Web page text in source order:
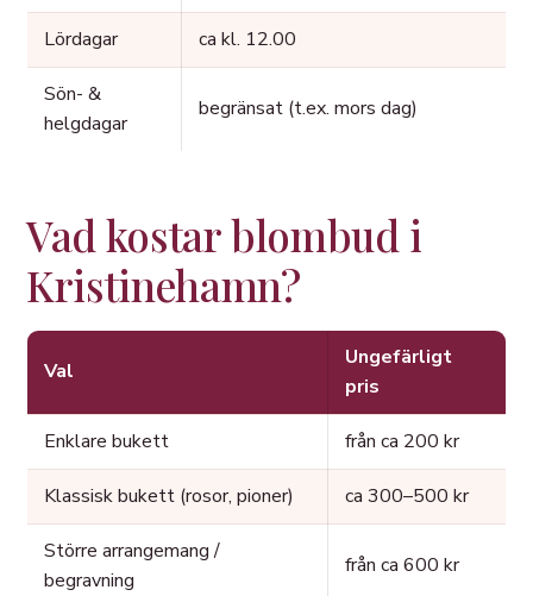
Lördagar ca kl. 12.00
Sön- &
helgdagar
begränsat (t.ex. mors dag)
Vad kostar blombud i
Kristinehamn?
Val
Ungefärligt
pris
Enklare bukett från ca 200 kr
Klassisk bukett (rosor, pioner) ca 300–500 kr
Större arrangemang /
begravning
från ca 600 kr